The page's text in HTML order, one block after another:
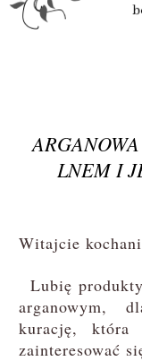
LNEM I
Witajcie
Lubię
arganowym,
kurację,
zainteresować